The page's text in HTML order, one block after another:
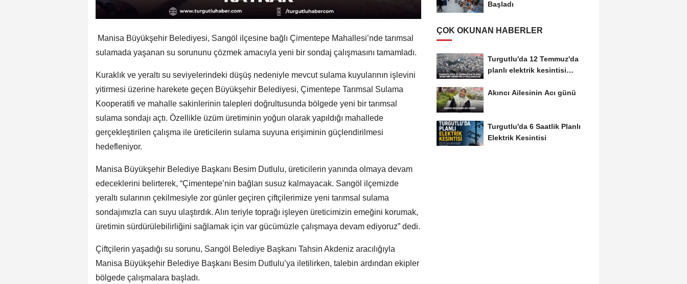
Manisa Büyükşehir Belediyesi, Sarıgöl ilçesine bağlı Çimentepe Mahallesi’nde tarımsal
sulamada yaşanan su sorununu çözmek amacıyla yeni bir sondaj çalışmasını tamamladı.
Kuraklık ve yeraltı su seviyelerindeki düşüş nedeniyle mevcut sulama kuyularının işlevini
yitirmesi üzerine harekete geçen Büyükşehir Belediyesi, Çimentepe Tarımsal Sulama
Kooperatifi ve mahalle sakinlerinin talepleri doğrultusunda bölgede yeni bir tarımsal
sulama sondajı açtı. Özellikle üzüm üretiminin yoğun olarak yapıldığı mahallede
gerçekleştirilen çalışma ile üreticilerin sulama suyuna erişiminin güçlendirilmesi
hedefleniyor.
Manisa Büyükşehir Belediye Başkanı Besim Dutlulu, üreticilerin yanında olmaya devam
edeceklerini belirterek, “Çimentepe’nin bağları susuz kalmayacak. Sarıgöl ilçemizde
yeraltı sularının çekilmesiyle zor günler geçiren çiftçilerimize yeni tarımsal sulama
sondajımızla can suyu ulaştırdık. Alın teriyle toprağı işleyen üreticimizin emeğini korumak,
üretimin sürdürülebilirliğini sağlamak için var gücümüzle çalışmaya devam ediyoruz” dedi.
Çiftçilerin yaşadığı su sorunu, Sarıgöl Belediye Başkanı Tahsin Akdeniz aracılığıyla
Manisa Büyükşehir Belediye Başkanı Besim Dutlulu’ya iletilirken, talebin ardından ekipler
bölgede çalışmalara başladı.
Başladı
ÇOK OKUNAN HABERLER
Turgutlu'da 12 Temmuz'da
planlı elektrik kesintisi
Akıncı Ailesinin Acı günü
Turgutlu'da 6 Saatlik Planlı
Elektrik Kesintisi